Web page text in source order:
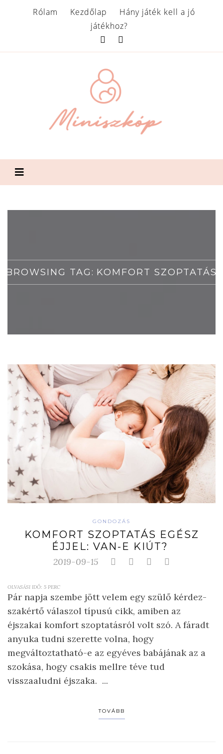
Rólam Kezdőlap
Hány játék kell a jó
játékhoz?
BROWSING TAG: KOMFORT SZOPTATÁS
GONDOZÁS
KOMFORT SZOPTATÁS EGÉSZ
ÉJJEL: VAN-E KIÚT?
2019-09-15
OLVASÁSI IDŐ: 5 PERC
Pár napja szembe jött velem egy szülő kérdez-
szakértő válaszol típusú cikk, amiben az
éjszakai komfort szoptatásról volt szó. A fáradt
anyuka tudni szerette volna, hogy
megváltoztatható-e az egyéves babájának az a
szokása, hogy csakis mellre téve tud
visszaaludni éjszaka. ...
TOVÁBB